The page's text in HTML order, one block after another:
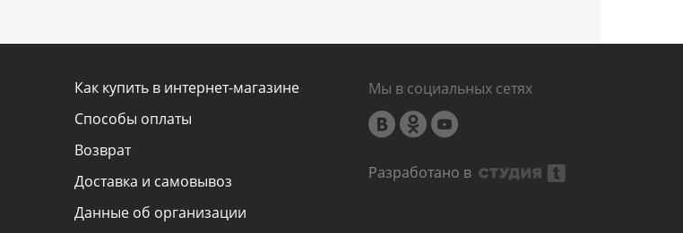
Как купить в интернет-магазине
Способы оплаты
Возврат
Доставка и самовывоз
Данные об организации
Мы в социальных сетях
Разработано в